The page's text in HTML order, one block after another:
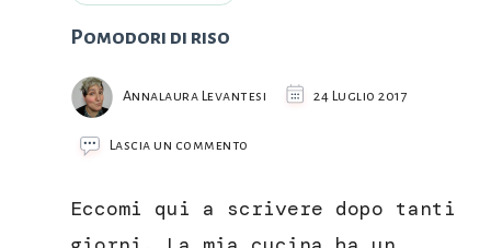
Pomodori di riso
Annalaura Levantesi 24 Luglio 2017
Lascia un commento
riso
Eccomi qui a scrivere dopo tanti